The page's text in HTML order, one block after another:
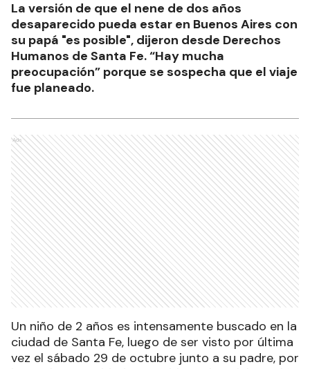
La versión de que el nene de dos años
desaparecido pueda estar en Buenos Aires con
su papá "es posible", dijeron desde Derechos
Humanos de Santa Fe. “Hay mucha
preocupación” porque se sospecha que el viaje
fue planeado.
Ads
Un niño de 2 años es intensamente buscado en la
ciudad de Santa Fe, luego de ser visto por última
vez el sábado 29 de octubre junto a su padre, por